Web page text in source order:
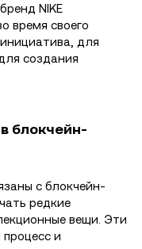
NIKE
время своего
для
создания
блокчейн-
с блокчейн-
редкие
вещи. Эти
и